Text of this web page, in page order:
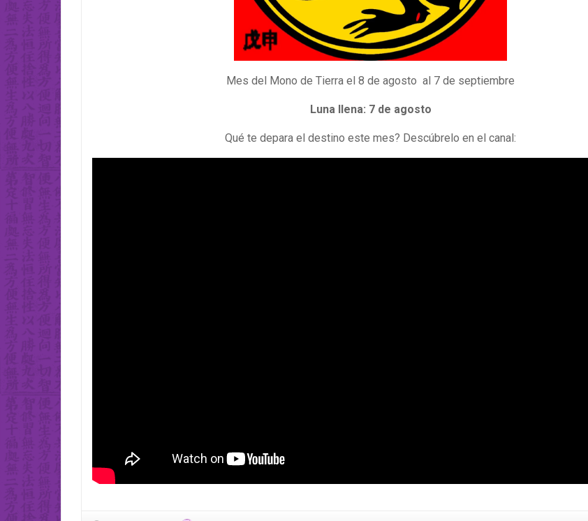
Mes del Mono de Tierra el 8 de agosto al 7 de septiembre
Luna llena: 7 de agosto
Qué te depara el destino este mes? Descúbrelo en el canal: